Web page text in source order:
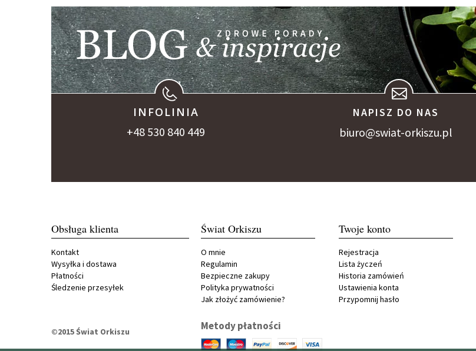
INFOLINIA
+48 530 840 449
NAPISZ DO NAS
biuro@swiat-orkiszu.pl
Obsługa klienta
Kontakt
Wysyłka i dostawa
Płatności
Śledzenie przesyłek
©2015 Świat Orkiszu
Świat Orkiszu
O mnie
Regulamin
Bezpieczne zakupy
Polityka prywatności
Jak złożyć zamówienie?
Metody płatności
Twoje konto
Rejestracja
Lista życzeń
Historia zamówień
Ustawienia konta
Przypomnij hasło